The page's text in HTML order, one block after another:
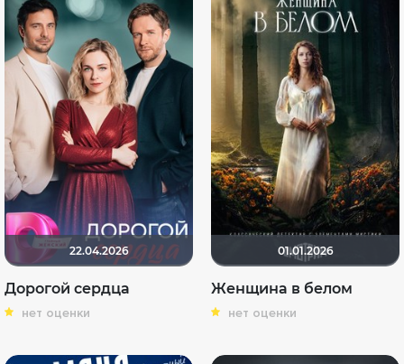
22.04.2026
Дорогой сердца
нет оценки
01.01.2026
Женщина в белом
нет оценки